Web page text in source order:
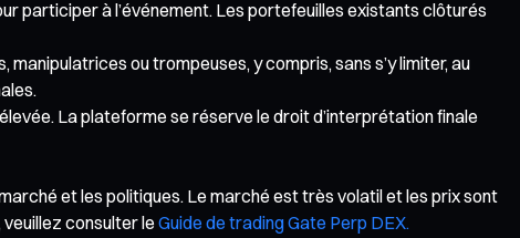
participer à l’événement. Les portefeuilles existants clôturés
ou trompeuses, y compris, sans s’y limiter, au
La plateforme se réserve le droit d’interprétation finale
et les politiques. Le marché est très volatil et les prix sont
consulter le Guide de trading Gate Perp DEX.